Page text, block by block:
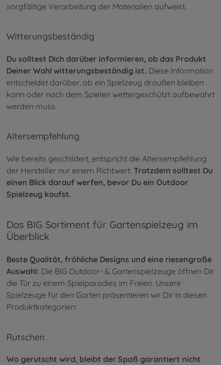
sorgfältige Verarbeitung der Materialien aufweist.
Witterungsbeständig
Du solltest Dich darüber informieren, ob das Produkt
Deiner Wahl witterungsbeständig ist. Diese Information
entscheidet darüber, ob ein Spielzeug draußen bleiben
kann oder nach dem Spielen wettergeschützt aufbewahrt
werden muss.
Altersempfehlung
Wie bereits geschildert, entspricht die Altersempfehlung
der Hersteller nur einem Richtwert. Trotzdem solltest Du
einen Blick darauf werfen, bevor Du ein Outdoor
Spielzeug kaufst.
Das BIG Sortiment für Gartenspielzeug im
Überblick
Beste Qualität, fröhliche Designs und eine riesengroße
Auswahl: Die BIG Outdoor- & Gartenspielzeuge öffnen Dir
die Tür zu einem Spielparadies im Freien. Unsere
Spielzeuge für den Garten präsentieren wir Dir in diesen
Produktkategorien:
Rutschen
Wo gerutscht wird, bleibt der Spaß garantiert nicht